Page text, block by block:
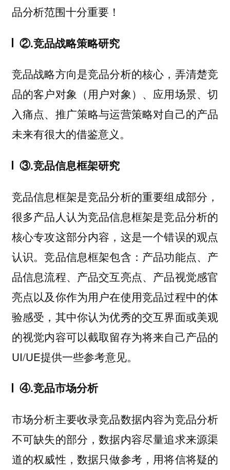
品分析范围十分重要！
②.竞品战略策略研究
竞品战略方向是竞品分析的核心，弄清楚竞
品的客户对象（用户对象）、应用场景、切
入痛点、推广策略与运营策略对自己的产品
未来有很大的借鉴意义。
③.竞品信息框架研究
竞品信息框架是竞品分析的重要组成部分，
很多产品人认为竞品信息框架是竞品分析的
核心专攻这部分内容，这是一个错误的观点
认识。竞品信息框架包含：产品功能点、产
品信息流程、产品交互亮点、产品视觉感官
亮点以及你作为用户在使用竞品过程中的体
验感受，其中你认为优秀的交互界面或美观
的视觉内容可以截取留存为将来自己产品的
UI/UE提供一些参考意见。
④.竞品市场分析
市场分析主要收录竞品数据内容为竞品分析
不可缺失的部分，数据内容尽量追求来源渠
道的权威性，数据只做参考，用将信将疑的